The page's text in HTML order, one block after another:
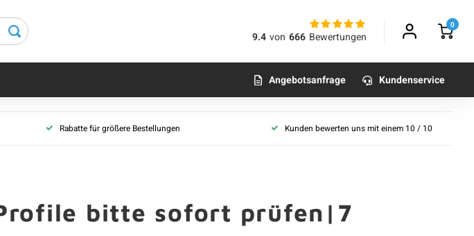
9.4 von 666 Bewertungen
0
Angebotsanfrage Kundenservice
Rabatte für größere Bestellungen Kunden bewerten uns mit einem 10 / 10
bitte sofort prüfen|7